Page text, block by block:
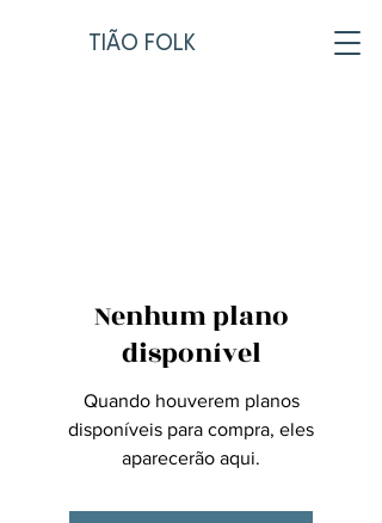
TIÃO FOLK
Nenhum plano
disponível
Quando houverem planos
disponíveis para compra, eles
aparecerão aqui.